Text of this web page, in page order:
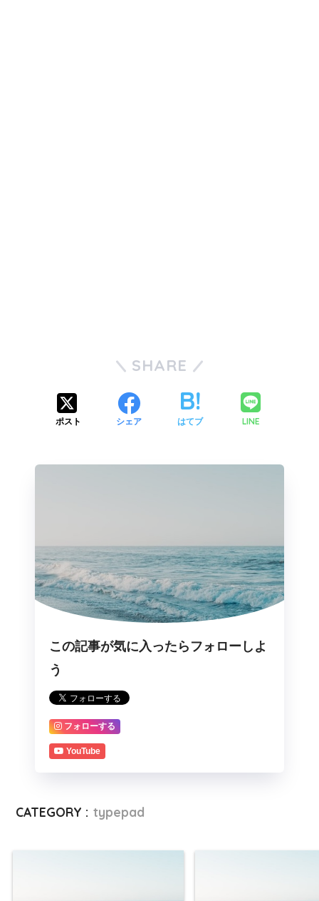
SHARE
ポスト シェア はてブ LINE
この記事が気に入ったらフォローしよ
う
フォローする
YouTube
CATEGORY : typepad